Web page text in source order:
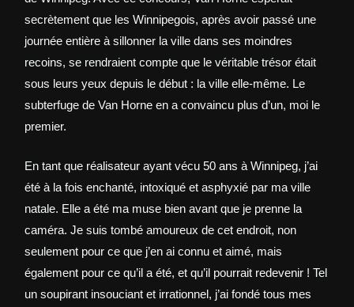
secrètement que les Winnipegois, après avoir passé une
journée entière à sillonner la ville dans ses moindres
recoins, se rendraient compte que le véritable trésor était
sous leurs yeux depuis le début : la ville elle-même. Le
subterfuge de Van Horne en a convaincu plus d’un, moi le
premier.
En tant que réalisateur ayant vécu 50 ans à Winnipeg, j’ai
été à la fois enchanté, intoxiqué et asphyxié par ma ville
natale. Elle a été ma muse bien avant que je prenne la
caméra. Je suis tombé amoureux de cet endroit, non
seulement pour ce que j’en ai connu et aimé, mais
également pour ce qu’il a été, et qu’il pourrait redevenir ! Tel
un soupirant insouciant et irrationnel, j’ai fondé tous mes